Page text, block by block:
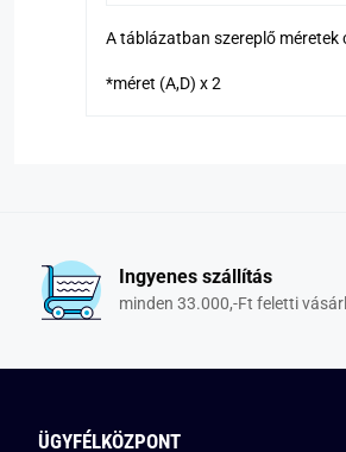
A táblázatban szereplő méretek
*méret (A,D) x 2
Ingyenes szállítás
minden 33.000,-Ft feletti
ÜGYFÉLKÖZPONT